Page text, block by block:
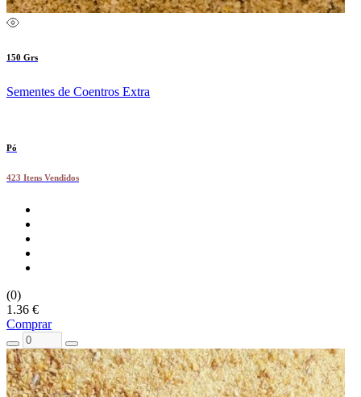
150 Grs
Sementes de Coentros Extra
Pó
423 Itens Vendidos
(0)
1.36 €
Comprar